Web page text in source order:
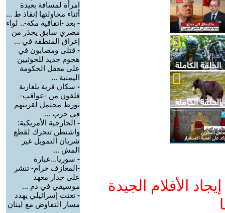
الأفلام الجيدة
امرأة لمسافة بعيدة
أثناء محاولتها إنقاذ ط ...
- بعد -اتفاقية مكة-.. لواء
مصري سابق يحذر من
إغراق المنطقة في ...
- قتلى ومصابون في
هجوم جديد للحوثيين
على معقل الحكومة
اليمنية ...
- سكان قرية بلغارية
قلقون من -عواقب-
تورط محتمل لقريتهم
في حرب ...
- الخارجية الأمريكية:
واشنطن تتحرك لقطع
شريان التمويل غير
المش ...
- سوريا...عبارة
-المعازف حرام- تنشر
على جدار معهد
موسيقي في دم ...
- تعنت إسرائيلي يهدد
مسار التفاوض مع لبنان